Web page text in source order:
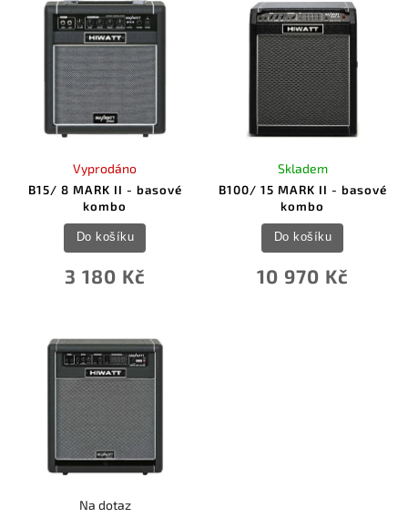
B15/ 8 MARK II - basové
kombo
Vyprodáno
3 180 Kč
Do košíku
B100/ 15 MARK II - basové
kombo
Skladem
10 970 Kč
Do košíku
Na dotaz